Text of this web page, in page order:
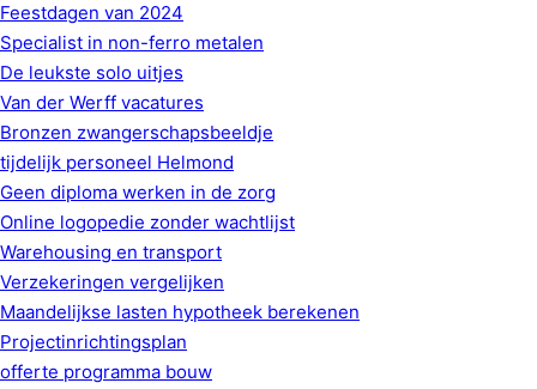
Feestdagen van 2024
Specialist in non-ferro metalen
De leukste solo uitjes
Van der Werff vacatures
Bronzen zwangerschapsbeeldje
tijdelijk personeel Helmond
Geen diploma werken in de zorg
Online logopedie zonder wachtlijst
Warehousing en transport
Verzekeringen vergelijken
Maandelijkse lasten hypotheek berekenen
Projectinrichtingsplan
offerte programma bouw